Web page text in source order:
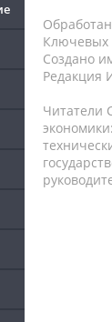
Ключевых
Создано
Редакция
Читатели